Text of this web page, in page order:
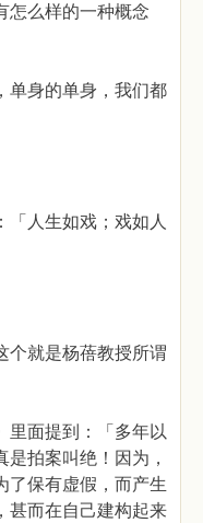
怎么样的一种概念
单身的单身，我们都
「人生如戏；戏如人
个就是杨蓓教授所谓
里面提到：「多年以
拍案叫绝！因为，
了保有虚假，而产生
甚而在自己建构起来